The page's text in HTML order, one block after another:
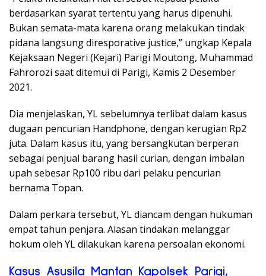
berdasarkan syarat tertentu yang harus dipenuhi.
Bukan semata-mata karena orang melakukan tindak
pidana langsung diresporative justice,” ungkap Kepala
Kejaksaan Negeri (Kejari) Parigi Moutong, Muhammad
Fahrorozi saat ditemui di Parigi, Kamis 2 Desember
2021.
Dia menjelaskan, YL sebelumnya terlibat dalam kasus
dugaan pencurian Handphone, dengan kerugian Rp2
juta. Dalam kasus itu, yang bersangkutan berperan
sebagai penjual barang hasil curian, dengan imbalan
upah sebesar Rp100 ribu dari pelaku pencurian
bernama Topan.
Dalam perkara tersebut, YL diancam dengan hukuman
empat tahun penjara. Alasan tindakan melanggar
hokum oleh YL dilakukan karena persoalan ekonomi.
Kasus Asusila Mantan Kapolsek Parigi,